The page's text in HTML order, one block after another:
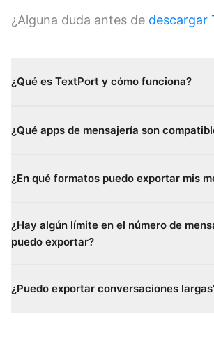
¿Alguna duda antes de descargar
¿Qué es TextPort y cómo funciona?
¿Qué apps de mensajería son
¿En qué formatos puedo exportar mis
¿Hay algún límite en el número de
puedo exportar?
¿Puedo exportar conversaciones